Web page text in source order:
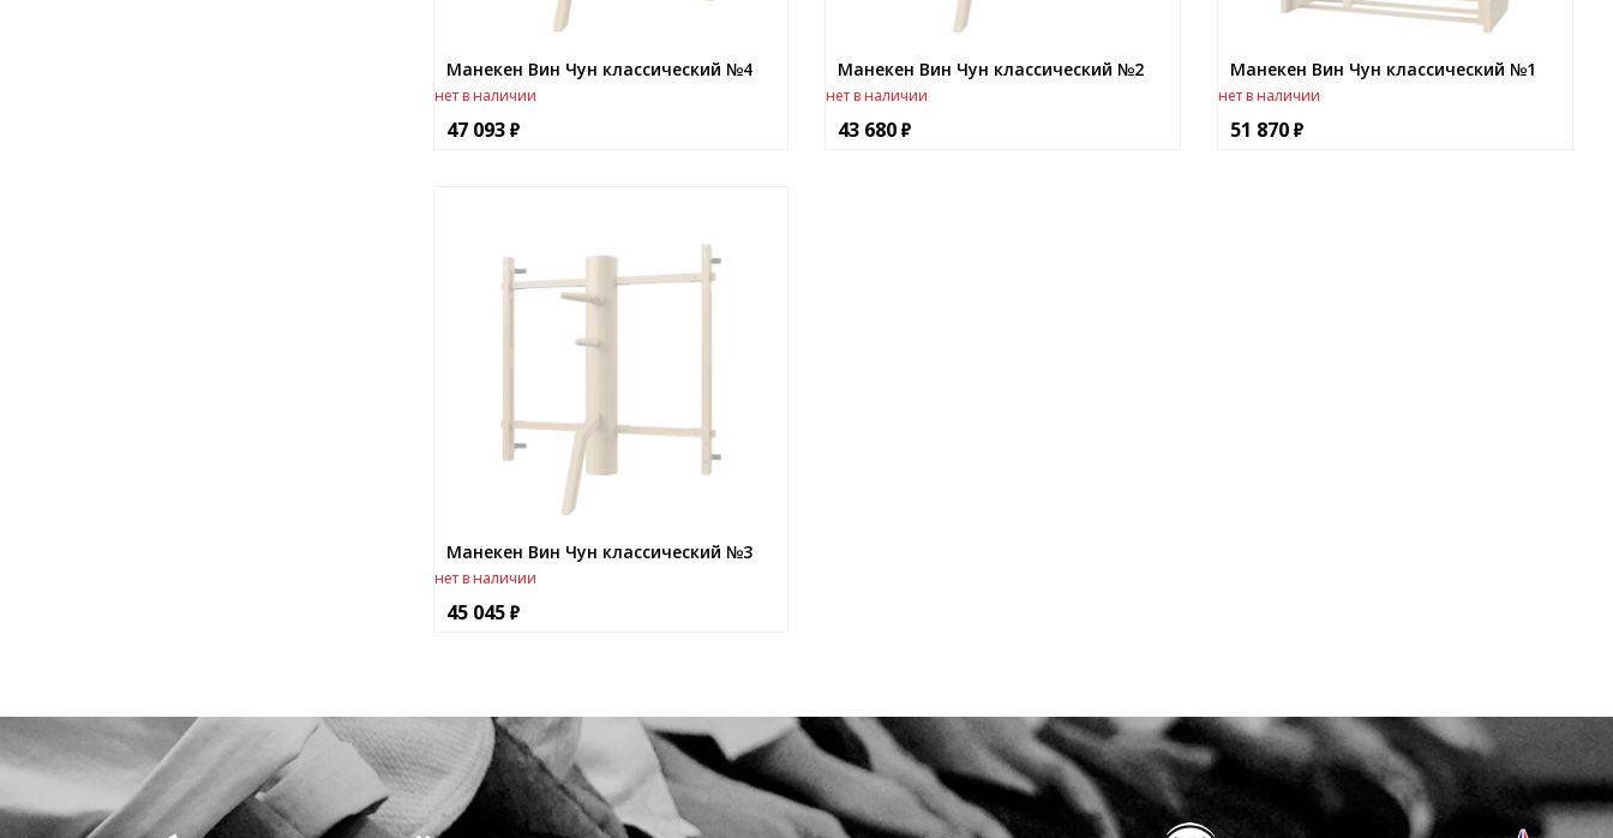
Манекен Вин Чун классический №4
нет в наличии
47 093
Манекен Вин Чун классический №2
нет в наличии
43 680
Манекен Вин Чун классический №1
нет в наличии
51 870
Манекен Вин Чун классический №3
нет в наличии
45 045